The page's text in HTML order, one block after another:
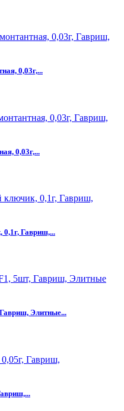
0,03г,...
0,03г,...
0,1г, Гавриш,...
Элитные...